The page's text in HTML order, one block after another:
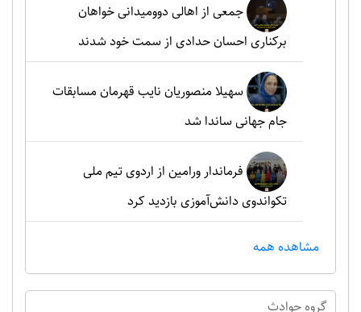
جمعی از اهالی دوومیدانی خواهان
برکناری احسان حدادی از سمت خود شدند
سهیلا منصوریان نایب قهرمان مسابقات
جام جهانی ساندا شد
فرماندار ورامین از اردوی تیم ملی
تکواندوی دانش‌آموزی بازدید کرد
مشاهده همه
گروه حوادث